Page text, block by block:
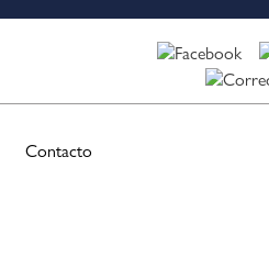
Contacto